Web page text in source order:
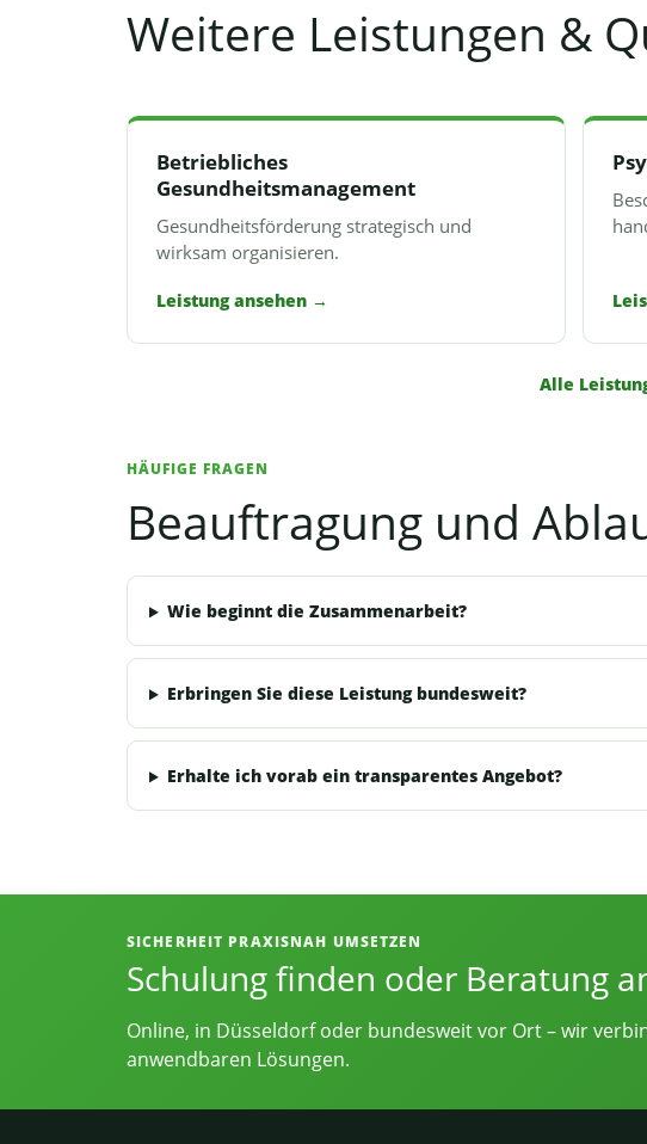
Weitere Leistungen &
Betriebliches
Gesundheitsmanagement
Gesundheitsförderung strategisch und
wirksam organisieren.
Leistung ansehen →
Alle
HÄUFIGE FRAGEN
Beauftragung und
Wie beginnt die Zusammenarbeit?
Erbringen Sie diese Leistung bundesweit?
Erhalte ich vorab ein transparentes Angebot?
Informationen, Kontakt und Angebote von
SICHERHEIT PRAXISNAH UMSETZEN
Schulung finden oder Beratung
Online, in Düsseldorf oder bundesweit vor Ort – wir
anwendbaren Lösungen.